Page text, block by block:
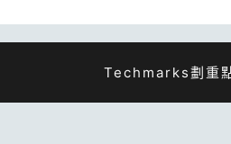
Techmarks劃重